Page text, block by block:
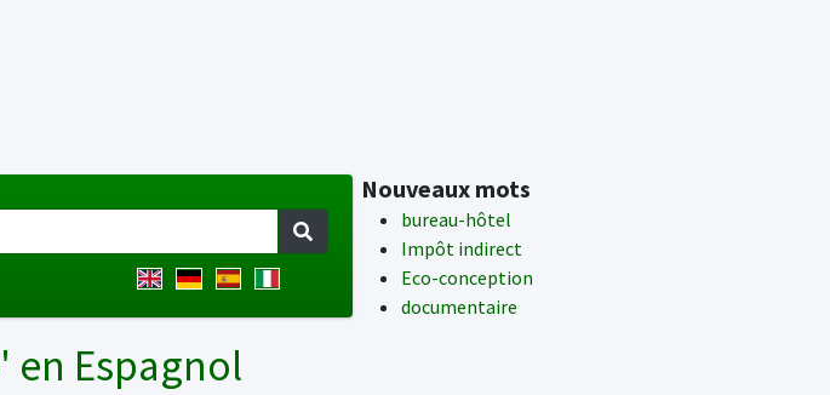
Nouveaux mots
bureau-hôtel
Impôt indirect
Eco-conception
documentaire
' en Espagnol